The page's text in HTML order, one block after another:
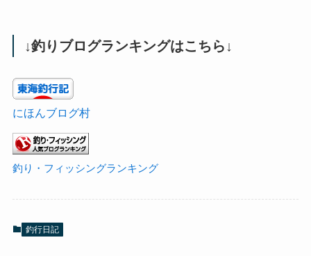
↓釣りブログランキングはこちら↓
にほんブログ村
釣り・フィッシングランキング
釣行日記